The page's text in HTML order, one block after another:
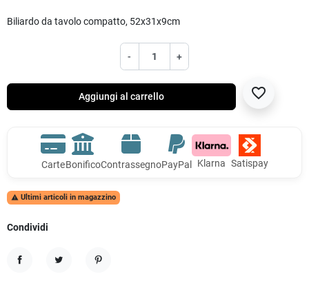
Biliardo da tavolo compatto, 52x31x9cm
- +
Aggiungi al carrello favorite_border
CarteBonificoContrassegnoPayPal Klarna Satispay
 Ultimi articoli in magazzino
Condividi